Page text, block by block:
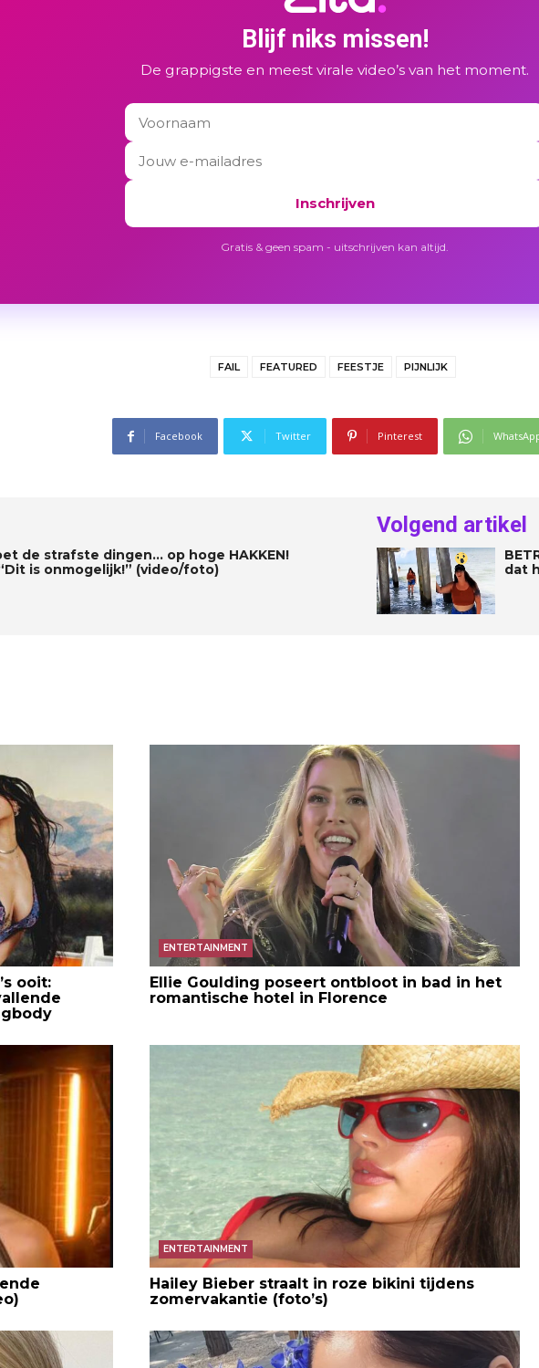
Blijf niks missen!
De grappigste en meest virale video’s van het moment.
Inschrijven
Gratis & geen spam - uitschrijven kan altijd.
FAIL FEATURED FEESTJE PIJNLIJK
Facebook Twitter Pinterest
de strafste dingen… op hoge HAKKEN!
is onmogelijk!” (video/foto)
Volgend artikel
dat
ooit:
ENTERTAINMENT
Ellie Goulding poseert ontbloot in bad in het
romantische hotel in Florence
ENTERTAINMENT
Hailey Bieber straalt in roze bikini tijdens
zomervakantie (foto’s)